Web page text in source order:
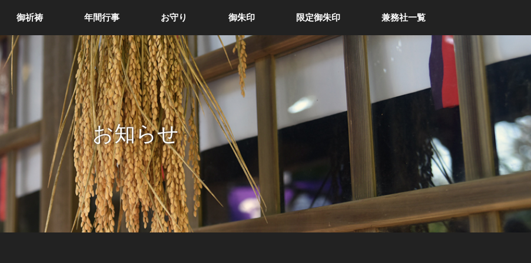
御祈祷 年間行事 お守り 御朱印 限定御朱印 兼務社一覧
お知らせ